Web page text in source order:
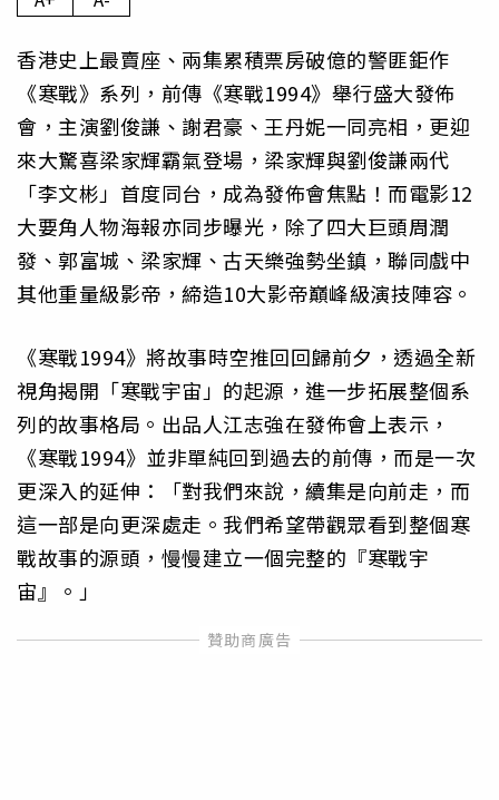
香港史上最賣座、兩集累積票房破億的警匪鉅作
《寒戰》系列，前傳《寒戰1994》舉行盛大發佈
會，主演劉俊謙、謝君豪、王丹妮一同亮相，更迎
來大驚喜梁家輝霸氣登場，梁家輝與劉俊謙兩代
「李文彬」首度同台，成為發佈會焦點！而電影12
大要角人物海報亦同步曝光，除了四大巨頭周潤
發、郭富城、梁家輝、古天樂強勢坐鎮，聯同戲中
其他重量級影帝，締造10大影帝巔峰級演技陣容。
《寒戰1994》將故事時空推回回歸前夕，透過全新
視角揭開「寒戰宇宙」的起源，進一步拓展整個系
列的故事格局。出品人江志強在發佈會上表示，
《寒戰1994》並非單純回到過去的前傳，而是一次
更深入的延伸：「對我們來說，續集是向前走，而
這一部是向更深處走。我們希望帶觀眾看到整個寒
戰故事的源頭，慢慢建立一個完整的『寒戰宇
宙』。」